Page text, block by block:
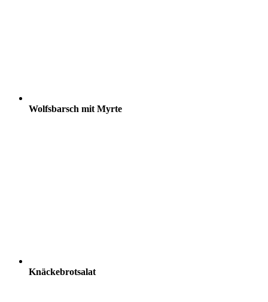
Wolfsbarsch mit Myrte
Knäckebrotsalat